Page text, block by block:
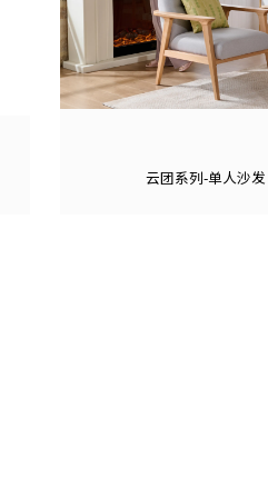
云团系列-单人沙发